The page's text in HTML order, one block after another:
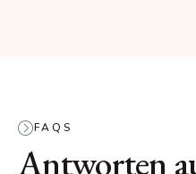
FAQS
Antworten